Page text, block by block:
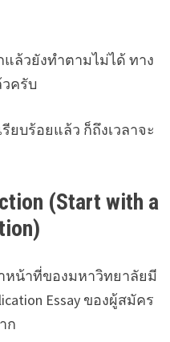
ล้วยังทำตามไม่ได้ ทาง
ครับ
ยบร้อยแล้ว ก็ถึงเวลาจะ
(Start with a
หน้าที่ของมหาวิทยาลัยมี
Essay ของผู้สมัคร
ก